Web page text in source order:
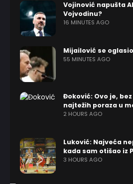
Vojinović napušta
Vojvodinu?
16 MINUTES AGO
Mijailović se
55 MINUTES AGO
Đoković: Ovo je,
najtežih poraza u
2 HOURS AGO
Luković: Najveća
kada sam otišao iz
3 HOURS AGO